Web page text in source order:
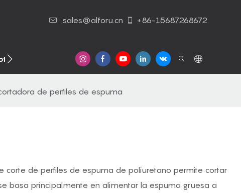
sales@alforu.cn +86-15687268672
Contáctenos
de perfiles de espuma
de perfiles de espuma de poliuretano permite cortar
basa principalmente en alimentar la espuma gruesa a